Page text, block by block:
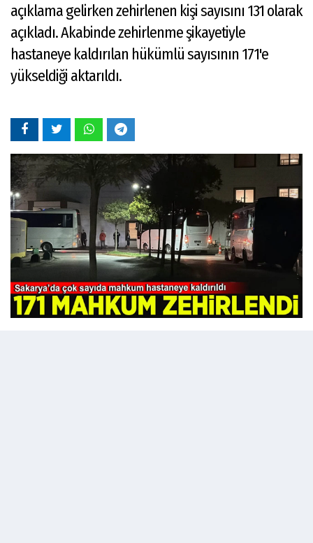
açıklama gelirken zehirlenen kişi sayısını 131 olarak
açıkladı. Akabinde zehirlenme şikayetiyle
hastaneye kaldırılan hükümlü sayısının 171'e
yükseldiği aktarıldı.